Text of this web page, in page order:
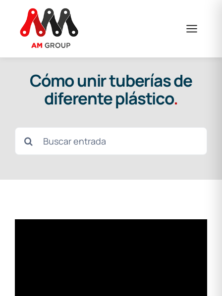
content
Cómo unir tuberías de
diferente plástico.
Search
for: